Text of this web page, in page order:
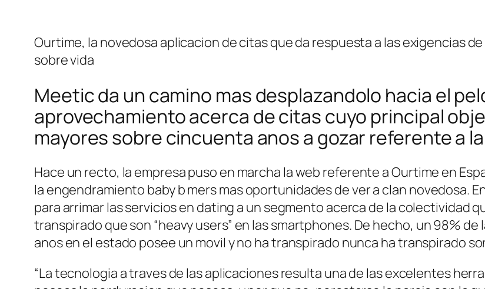
Ourtime, la novedosa aplicacion de citas que da respuesta a las exigencias
sobre vida
Meetic da un camino mas desplazandolo hacia el
aprovechamiento acerca de citas cuyo principal
mayores sobre cincuenta anos a gozar referente a
Hace un recto, la empresa puso en marcha la web referente a Ourtime en
la engendramiento baby b mers mas oportunidades de ver a clan novedosa.
para arrimar las servicios en dating a un segmento acerca de la colectividad
transpirado que son “heavy users” en las smartphones. De hecho, un 98%
anos en el estado posee un movil y no ha transpirado nunca ha transpirado
“La tecnologia a traves de las aplicaciones resulta una de las excelentes